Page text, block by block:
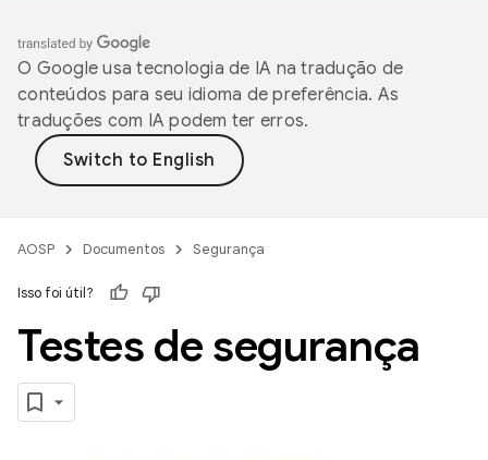
O Google usa tecnologia de IA na tradução de
conteúdos para seu idioma de preferência. As
traduções com IA podem ter erros.
AOSP Documentos Segurança
Isso foi útil?
Testes de segurança